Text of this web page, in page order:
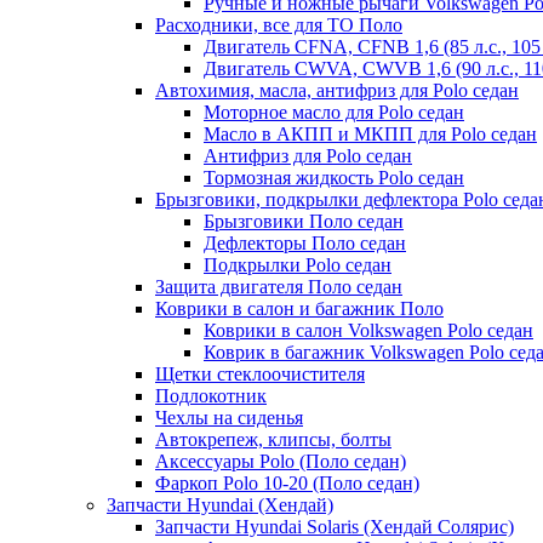
Расходники, все для ТО Поло
Двигатель CFNA, CFNB 1,6 (85 л.с., 105
Двигатель CWVA, CWVB 1,6 (90 л.с.,
Автохимия, масла, антифриз для Polo седан
Моторное масло для Polo седан
Масло в АКПП и МКПП для Polo седан
Антифриз для Polo седан
Тормозная жидкость Polo седан
Брызговики, подкрылки дефлектора Polo
Брызговики Поло седан
Дефлекторы Поло седан
Подкрылки Polo седан
Защита двигателя Поло седан
Коврики в салон и багажник Поло
Коврики в салон Volkswagen Polo седан
Коврик в багажник Volkswagen Polo
Щетки стеклоочистителя
Подлокотник
Чехлы на сиденья
Автокрепеж, клипсы, болты
Аксессуары Polo (Поло седан)
Фаркоп Polo 10-20 (Поло седан)
Запчасти Hyundai (Хендай)
Запчасти Hyundai Solaris (Хендай Солярис)